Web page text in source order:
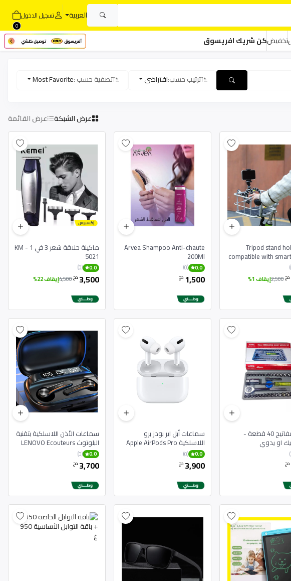
العربية تسجيل الدخول
0
تخفيضكن شريك افريسوق
ترتيب حسب:افتراضي تصفية حسب :Most Favorite
عرض الشبكة عرض القائمة
Tripod stand
compatible with
digital camera
دج2,500إيقاف 1%
Arvea Shampoo Anti-chaute
200Ml
0.0
(0)
1,500 دج
ماكينة حلاقة شعر 3 في 1 KM -
5021
0.0
(0)
3,500 دج4,500إيقاف 22%
حقيبة مفاتيح 40 قطعة -
او يدوي
دج
سماعات أبل اير بودز برو
اللاسلكية Apple AirPods Pro
Copie Originale
0.0
(0)
3,900 دج
سماعات الأذن اللاسلكية بتقنية
البلوتوث LENOVO Ecouteurs
Bluetooth Sans Fil Avec
0.0
(0)
3,700 دج